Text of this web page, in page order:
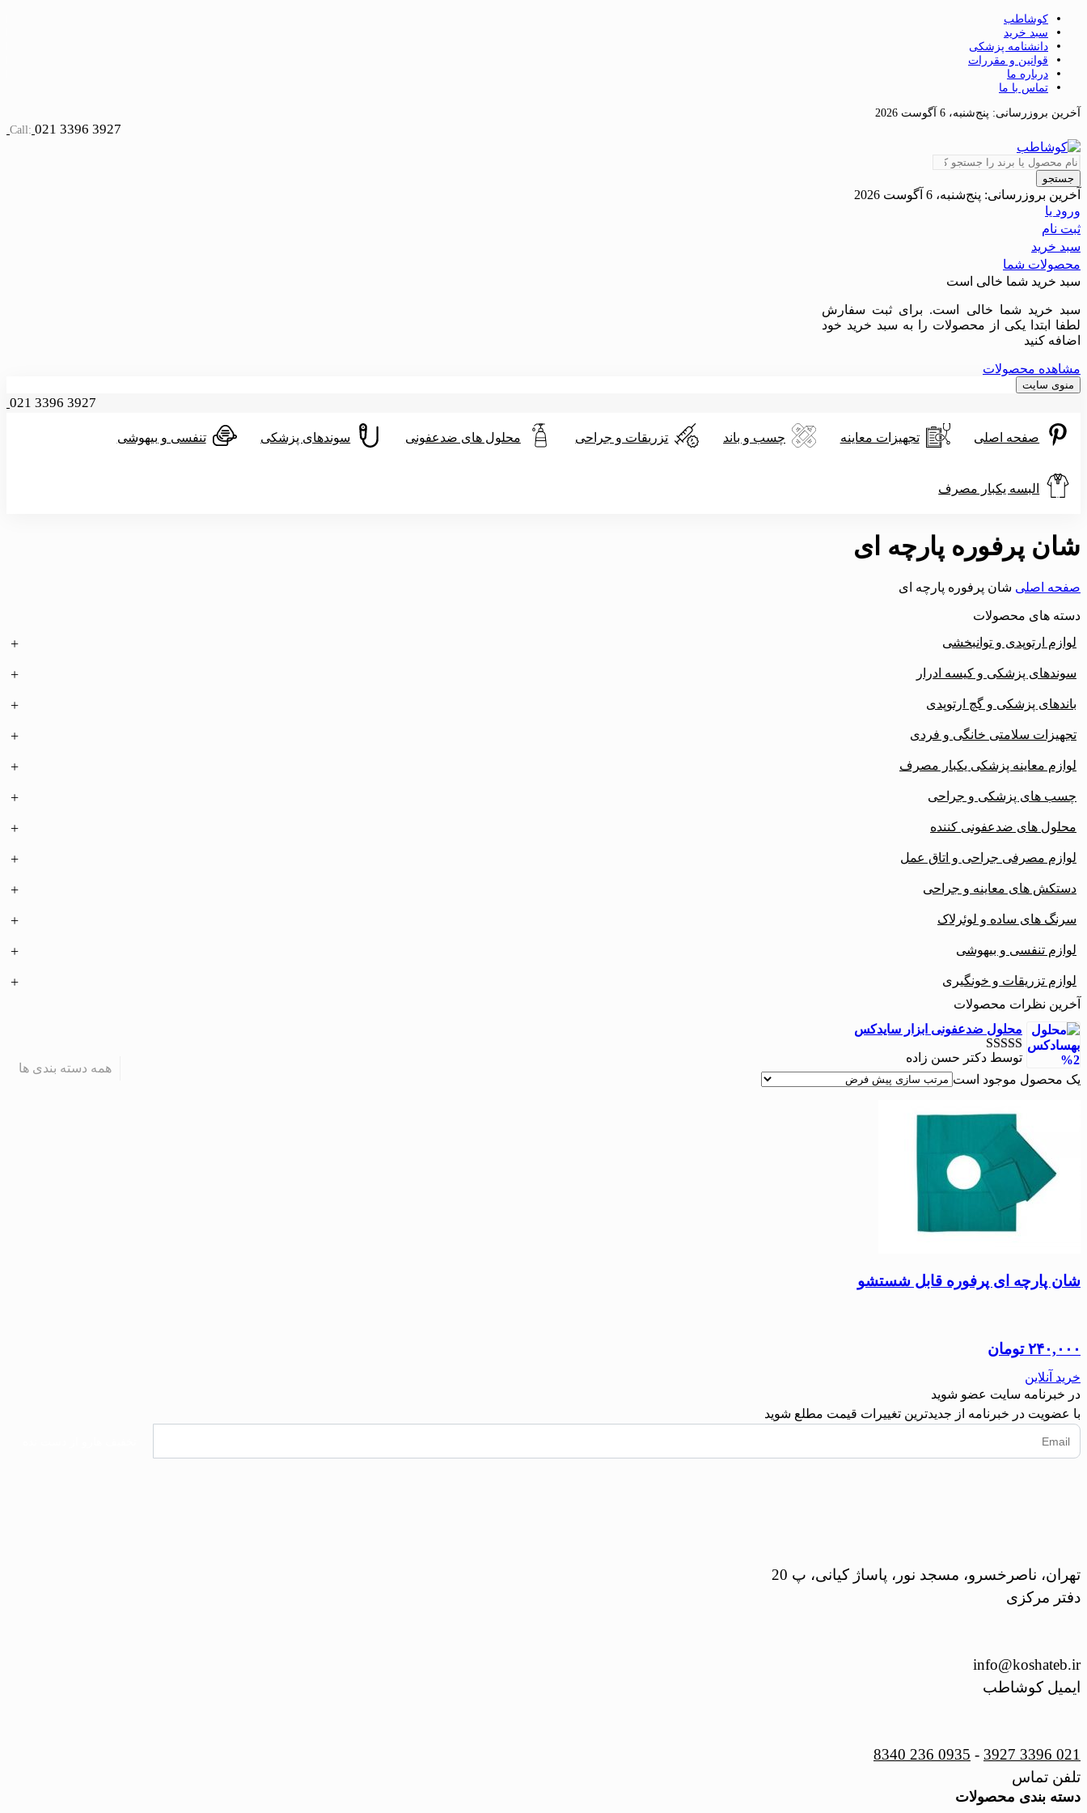
کوشاطب
سبد خرید
دانشنامه پزشکی
قوانین و مقررات
درباره ما
تماس با ما
آخرین بروزرسانی: پنج‌شنبه، 6 آگوست 2026
Call: 021 3396 3927
همه دسته بندی ها
جستجو
آخرین بروزرسانی: پنج‌شنبه، 6 آگوست 2026
ورود یا
ثبت نام
سبد خرید
محصولات شما
سبد خرید شما خالی است
سبد خرید شما خالی است. برای ثبت سفارش
لطفا ابتدا یکی از محصولات را به سبد خرید خود
اضافه کنید
مشاهده محصولات
منوی سایت
021 3396 3927
صفحه اصلی تجهیزات معاینه چسب و باند تزریقات و جراحی محلول های ضدعفونی سوندهای پزشکی تنفسی و بیهوشی
البسه یکبار مصرف
شان پرفوره پارچه ای
صفحه اصلی شان پرفوره پارچه ای
دسته های محصولات
لوازم ارتوپدی و توانبخشی
سوندهای پزشکی و کیسه ادرار
باندهای پزشکی و گچ ارتوپدی
تجهیزات سلامتی خانگی و فردی
لوازم معاینه پزشکی یکبار مصرف
چسب های پزشکی و جراحی
محلول های ضدعفونی کننده
لوازم مصرفی جراحی و اتاق عمل
دستکش های معاینه و جراحی
سرنگ های ساده و لوئرلاک
لوازم تنفسی و بیهوشی
لوازم تزریقات و خونگیری
آخرین نظرات محصولات
محلول ضدعفونی ابزار سایدکس
نمره5 از 5
توسط دکتر حسن زاده
یک محصول موجود است
شان پارچه ای پرفوره قابل شستشو
۲۴۰,۰۰۰ تومان
خرید آنلاین
در خبرنامه سایت عضو شوید
با عضویت در خبرنامه از جدیدترین تغییرات قیمت مطلع شوید
تهران، ناصرخسرو، مسجد نور، پاساژ کیانی، پ 20
دفتر مرکزی
info@koshateb.ir
ایمیل کوشاطب
021 3396 3927
-
0935 236 8340
تلفن تماس
دسته بندی محصولات